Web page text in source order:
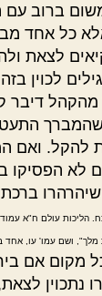
ברוב
כל אחד
לצאת
לכוין
מהקהל דיבר
להקל. ואם
הפסיקו
שיהרהרו
הליכות עולם ח"א עמוד
ושם עמו' עו, אחד
מקום אם
נתכוין